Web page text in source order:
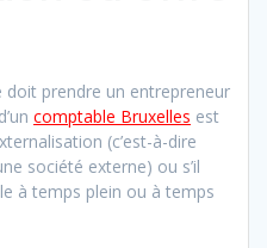
prendre un entrepreneur
comptable Bruxelles est
(c’est-à-dire
société externe) ou s’il
à temps plein ou à temps